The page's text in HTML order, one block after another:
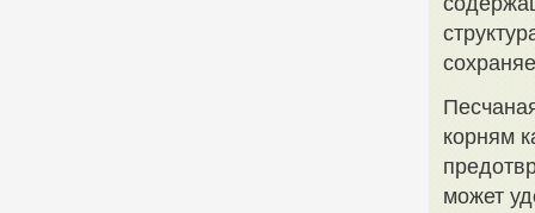
корням
может